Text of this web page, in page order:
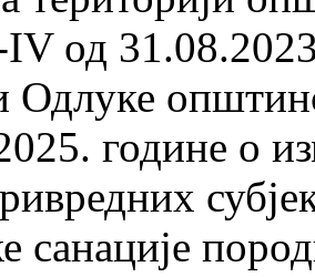
од
Одлуке
године о
санације